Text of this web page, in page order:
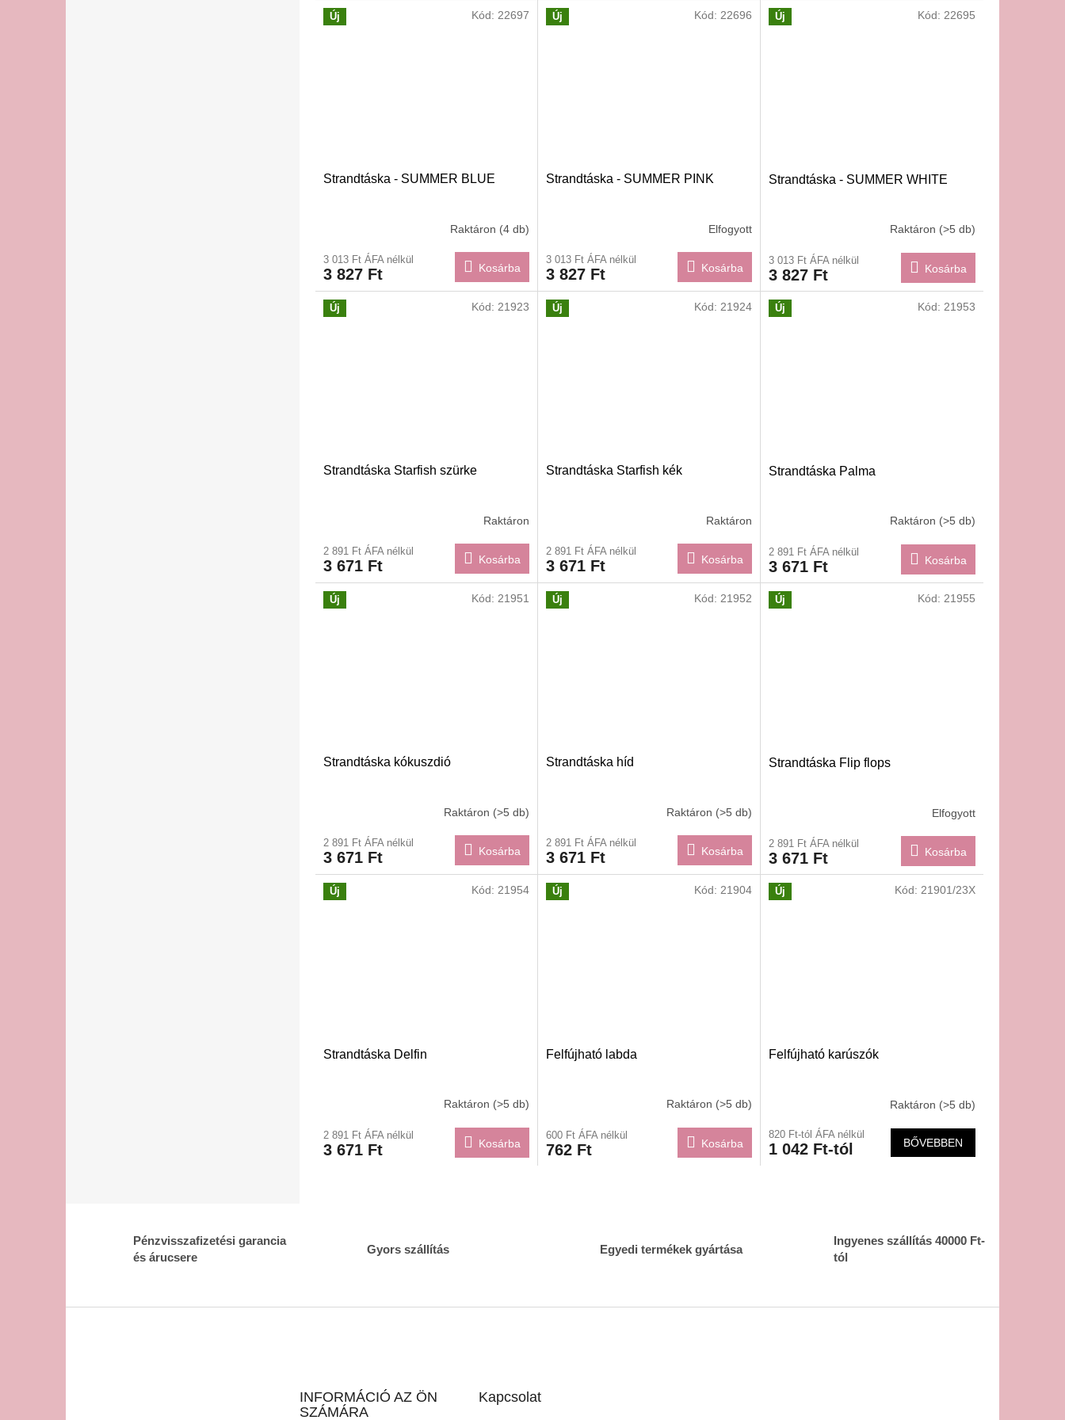
Új
Strandtáska - SUMMER BLUE
Raktáron (4 db)
3 013 Ft ÁFA nélkül
3 827 Ft Kosárba
Kód: 22697 Új
Strandtáska - SUMMER PINK
Elfogyott
3 013 Ft ÁFA nélkül
3 827 Ft Kosárba
Kód: 22696 Új
Strandtáska - SUMMER WHITE
Raktáron (>5 db)
3 013 Ft ÁFA nélkül
3 827 Ft Kosárba
Kód: 22695
Új
Strandtáska Starfish szürke
Raktáron
2 891 Ft ÁFA nélkül
3 671 Ft Kosárba
Kód: 21923 Új
Strandtáska Starfish kék
Raktáron
2 891 Ft ÁFA nélkül
3 671 Ft Kosárba
Kód: 21924 Új
Strandtáska Palma
Raktáron (>5 db)
2 891 Ft ÁFA nélkül
3 671 Ft Kosárba
Kód: 21953
Új
Strandtáska kókuszdió
Raktáron (>5 db)
2 891 Ft ÁFA nélkül
3 671 Ft Kosárba
Kód: 21951 Új
Strandtáska híd
Raktáron (>5 db)
2 891 Ft ÁFA nélkül
3 671 Ft Kosárba
Kód: 21952 Új
Strandtáska Flip flops
Elfogyott
2 891 Ft ÁFA nélkül
3 671 Ft Kosárba
Kód: 21955
Új
Strandtáska Delfin
Raktáron (>5 db)
2 891 Ft ÁFA nélkül
3 671 Ft Kosárba
Kód: 21954 Új
Felfújható labda
Raktáron (>5 db)
600 Ft ÁFA nélkül
762 Ft Kosárba
Kód: 21904 Új
Felfújható karúszók
Raktáron (>5 db)
820 Ft-tól ÁFA nélkül
1 042 Ft-tól BŐVEBBEN
Kód: 21901/23X
a
n
Pénzvisszafizetési garancia
és árucsere
Gyors szállítás Egyedi termékek gyártása
Ingyenes szállítás 40000 Ft-
tól
INFORMÁCIÓ AZ ÖN
SZÁMÁRA
Kapcsolat